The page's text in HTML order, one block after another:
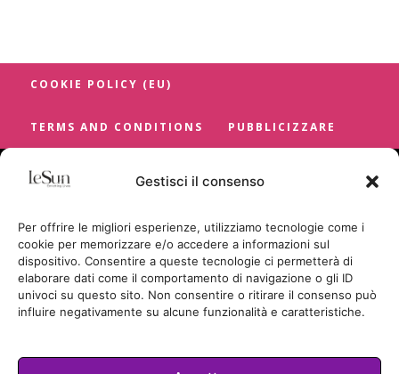
Gestisci il consenso
Per offrire le migliori esperienze, utilizziamo tecnologie come i
cookie per memorizzare e/o accedere a informazioni sul
dispositivo. Consentire a queste tecnologie ci permetterà di
elaborare dati come il comportamento di navigazione o gli ID
univoci su questo sito. Non consentire o ritirare il consenso può
influire negativamente su alcune funzionalità e caratteristiche.
COOKIE POLICY (EU)
TERMS AND CONDITIONS PUBBLICIZZARE